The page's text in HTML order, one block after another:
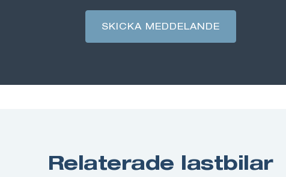
SKICKA MEDDELANDE
Relaterade lastbilar